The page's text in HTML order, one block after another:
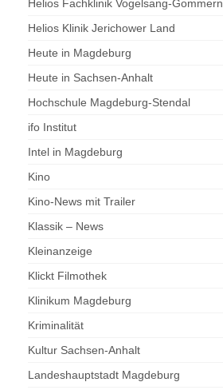
Helios Fachklinik Vogelsang-Gommern
Helios Klinik Jerichower Land
Heute in Magdeburg
Heute in Sachsen-Anhalt
Hochschule Magdeburg-Stendal
ifo Institut
Intel in Magdeburg
Kino
Kino-News mit Trailer
Klassik – News
Kleinanzeige
Klickt Filmothek
Klinikum Magdeburg
Kriminalität
Kultur Sachsen-Anhalt
Landeshauptstadt Magdeburg